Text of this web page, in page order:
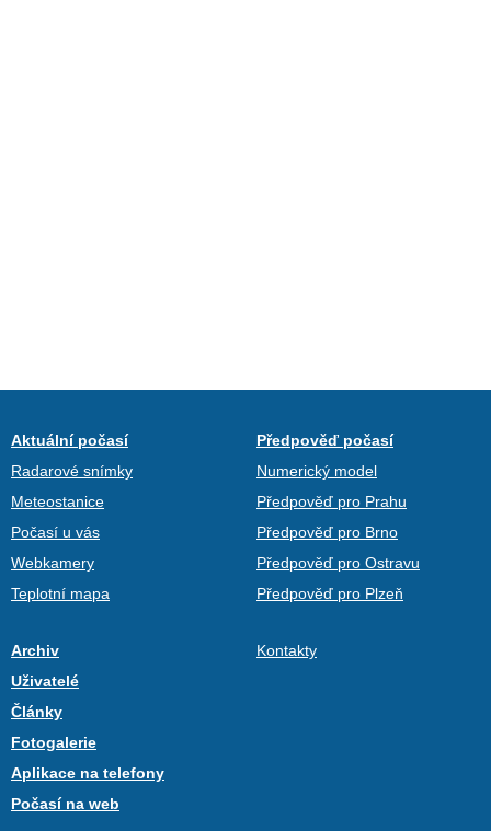
Aktuální počasí
Radarové snímky
Meteostanice
Počasí u vás
Webkamery
Teplotní mapa
Předpověď počasí
Numerický model
Předpověď pro Prahu
Předpověď pro Brno
Předpověď pro Ostravu
Předpověď pro Plzeň
Archiv
Uživatelé
Články
Fotogalerie
Aplikace na telefony
Počasí na web
Kontakty